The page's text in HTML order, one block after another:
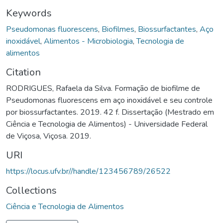
Keywords
Pseudomonas fluorescens, Biofilmes, Biossurfactantes, Aço
inoxidável, Alimentos - Microbiologia,Tecnologia de
alimentos
Citation
RODRIGUES, Rafaela da Silva. Formação de biofilme de
Pseudomonas fluorescens em aço inoxidável e seu controle
por biossurfactantes. 2019. 42 f. Dissertação (Mestrado em
Ciência e Tecnologia de Alimentos) - Universidade Federal
de Viçosa, Viçosa. 2019.
URI
https://locus.ufv.br//handle/123456789/26522
Collections
Ciência e Tecnologia de Alimentos